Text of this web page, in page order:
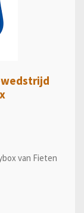
van Fieten